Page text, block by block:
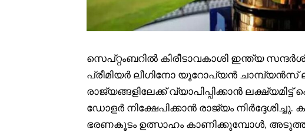
സെപ്റ്റംബറിൽ കിരീടാവകാശി ഇന്ത്യ
പ്രീമിയർ ലീഗിനോ യൂറോപ്യൻ ചാമ്പ്യൻസ്
രാജ്യങ്ങളിലേക്ക് വ്യാപിപ്പിക്കാൻ
ഡോളർ നിക്ഷേപിക്കാൻ രാജ്യം
ഭരണകൂടം ഉത്സാഹം കാണിക്കുമ്പോൾ,